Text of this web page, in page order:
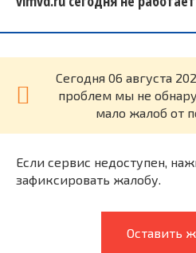
Cегодня 06 августа
проблем мы не
мало жалоб от
Если сервис недоступен,
зафиксировать жалобу.
Оставить